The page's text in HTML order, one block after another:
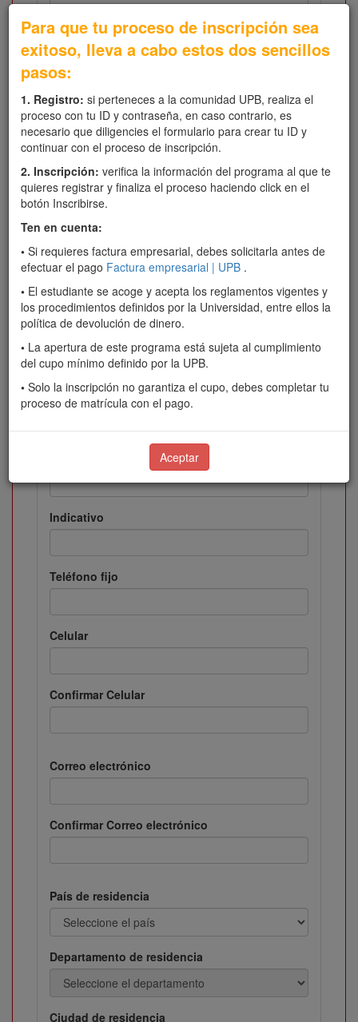
Fecha nacimiento
Primer nombre
Primer apellido
Dirección
Información adicional (dirección)
Indicativo
Teléfono fijo
Celular
Confirmar Celular
Correo electrónico
Confirmar Correo electrónico
País de residencia
Departamento de residencia
Ciudad de residencia
Para que tu proceso de inscripción sea
exitoso, lleva a cabo estos dos sencillos
pasos:
1. Registro: si perteneces a la comunidad UPB, realiza el
proceso con tu ID y contraseña, en caso contrario, es
necesario que diligencies el formulario para crear tu ID y
continuar con el proceso de inscripción.
2. Inscripción: verifica la información del programa al que te
quieres registrar y finaliza el proceso haciendo click en el
botón Inscribirse.
Ten en cuenta:
• Si requieres factura empresarial, debes solicitarla antes de
efectuar el pago Factura empresarial | UPB .
• El estudiante se acoge y acepta los reglamentos vigentes y
los procedimientos definidos por la Universidad, entre ellos la
política de devolución de dinero.
• La apertura de este programa está sujeta al cumplimiento
del cupo mínimo definido por la UPB.
• Solo la inscripción no garantiza el cupo, debes completar tu
proceso de matrícula con el pago.
Aceptar